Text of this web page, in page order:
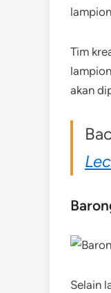
Tim
akan
Selain